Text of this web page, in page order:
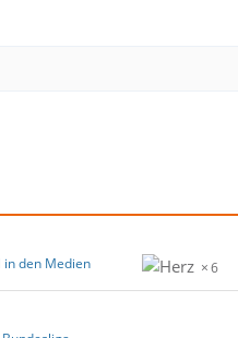
6
in den Medien